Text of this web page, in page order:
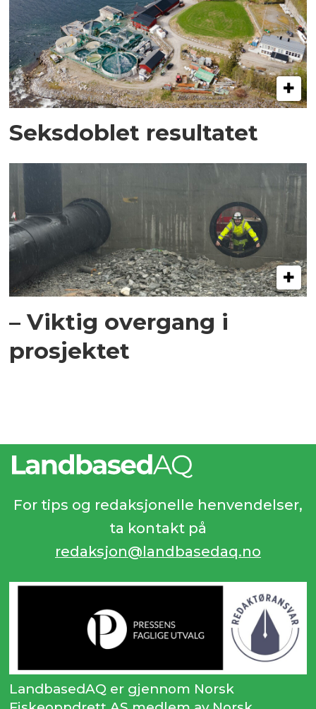
Seksdoblet resultatet
– Viktig overgang i
prosjektet
For tips og redaksjonelle henvendelser,
ta kontakt på
redaksjon@landbasedaq.no
LandbasedAQ er gjennom Norsk